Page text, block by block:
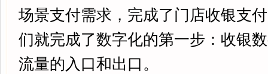
场景支付需求，完成了门店收银支
们就完成了数字化的第一步：收银
流量的入口和出口。